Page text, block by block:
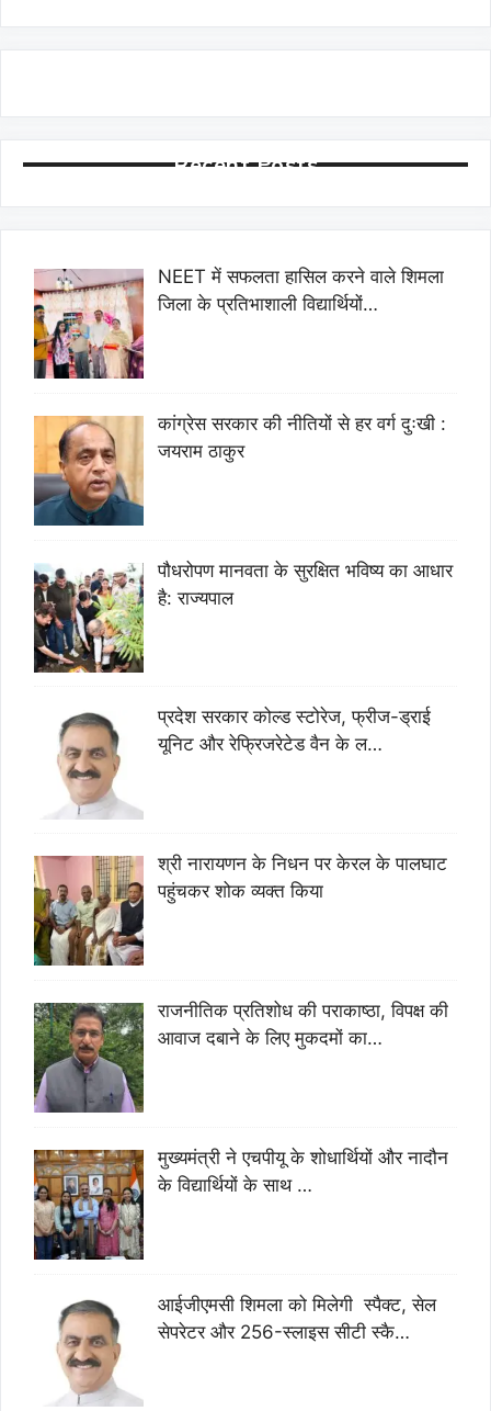
Recent Posts
NEET में सफलता हासिल करने वाले शिमला
जिला के प्रतिभाशाली विद्यार्थियों…
कांग्रेस सरकार की नीतियों से हर वर्ग दुःखी :
जयराम ठाकुर
पौधरोपण मानवता के सुरक्षित भविष्य का आधार
है: राज्यपाल
प्रदेश सरकार कोल्ड स्टोरेज, फ्रीज-ड्राई
यूनिट और रेफ्रिजरेटेड वैन के ल…
श्री नारायणन के निधन पर केरल के पालघाट
पहुंचकर शोक व्यक्त किया
राजनीतिक प्रतिशोध की पराकाष्ठा, विपक्ष की
आवाज दबाने के लिए मुकदमों का…
मुख्यमंत्री ने एचपीयू के शोधार्थियों और नादौन
के विद्यार्थियों के साथ …
आईजीएमसी शिमला को मिलेगी स्पैक्ट, सेल
सेपरेटर और 256-स्लाइस सीटी स्कै…